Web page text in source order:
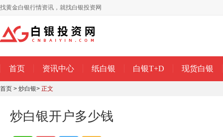
找黄金白银行情资讯，就找白银投资网
首页 资讯中心 纸白银 白银T+D 现货白银
首页 > 炒白银> 正文
炒白银开户多少钱